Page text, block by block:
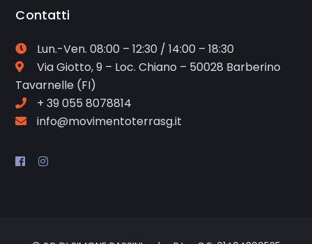
Contatti
Lun.-Ven. 08:00 – 12:30 / 14:00 – 18:30
Via Giotto, 9 – Loc. Chiano – 50028 Barberino
Tavarnelle (FI)
+ 39 055 8078814
info@movimentoterrasg.it